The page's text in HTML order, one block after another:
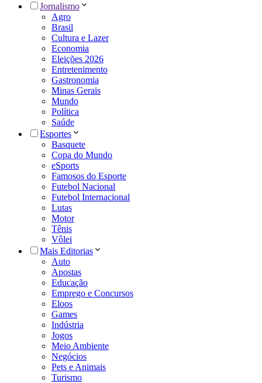
Jornalismo
Agro
Brasil
Cultura e Lazer
Economia
Eleições 2026
Entretenimento
Gastronomia
Minas Gerais
Mundo
Política
Saúde
Esportes
Basquete
Copa do Mundo
eSports
Famosos do Esporte
Futebol Nacional
Futebol Internacional
Lutas
Motor
Tênis
Vôlei
Mais Editorias
Auto
Apostas
Educação
Emprego e Concursos
Eloos
Games
Indústria
Jogos
Meio Ambiente
Negócios
Pets e Animais
Turismo